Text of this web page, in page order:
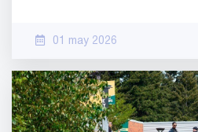
01 may 2026